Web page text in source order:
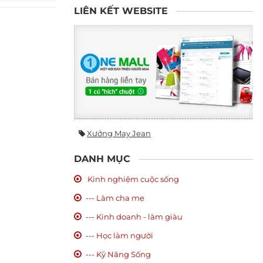
LIÊN KẾT WEBSITE
Xưởng May Jean
DANH MỤC
Kinh nghiệm cuộc sống
--- Làm cha mẹ
--- Kinh doanh - làm giàu
--- Học làm người
--- Kỹ Năng Sống